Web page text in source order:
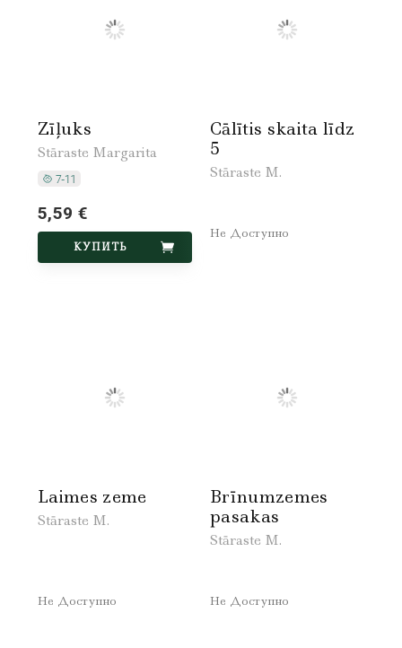
Zīļuks
Stāraste Margarita
5,59 €
КУПИТЬ
Cālītis skaita līdz
5
Stāraste M.
Не Доступно
Laimes zeme
Stāraste M.
Не Доступно
Brīnumzemes
pasakas
Stāraste M.
Не Доступно